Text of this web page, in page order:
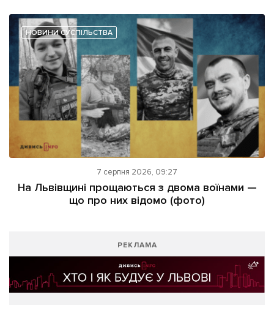
НОВИНИ СУСПІЛЬСТВА
7 серпня 2026, 09:27
На Львівщині прощаються з двома воїнами —
що про них відомо (фото)
РЕКЛАМА